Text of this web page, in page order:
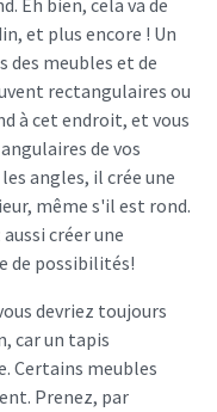
Eh bien, cela va de
et plus encore ! Un
des meubles et de
rectangulaires ou
à cet endroit, et vous
de vos
angles, il crée une
même s'il est rond.
créer une
de possibilités!
devriez toujours
car un tapis
Certains meubles
Prenez, par